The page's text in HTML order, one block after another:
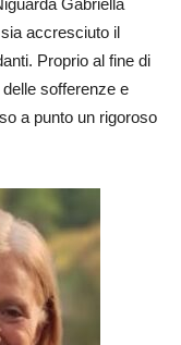
Gabriella
accresciuto il
Proprio al fine di
sofferenze e
a punto un rigoroso